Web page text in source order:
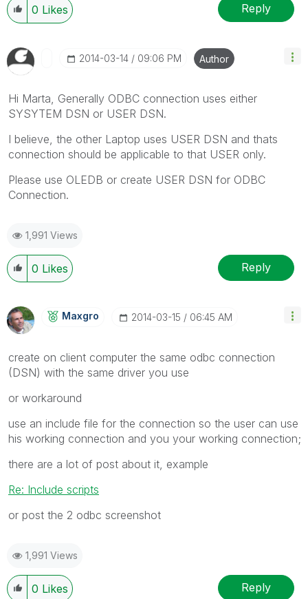
0 Likes Reply
‎2014-03-14 09:06 PM Author
Hi Marta, Generally ODBC connection uses either
SYSYTEM DSN or USER DSN.
I believe, the other Laptop uses USER DSN and thats
connection should be applicable to that USER only.
Please use OLEDB or create USER DSN for ODBC
Connection.
1,991 Views
0 Likes Reply
Maxgro ‎2014-03-15 06:45 AM
create on client computer the same odbc connection
(DSN) with the same driver you use
or workaround
use an include file for the connection so the user can use
his working connection and you your working connection;
there are a lot of post about it, example
Re: Include scripts
or post the 2 odbc screenshot
1,991 Views
0 Likes Reply